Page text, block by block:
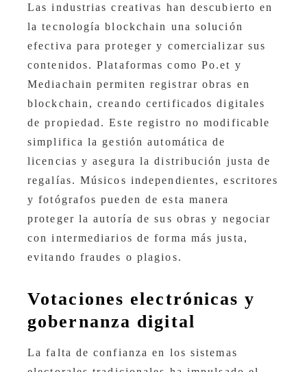
Las industrias creativas han descubierto en
la tecnología blockchain una solución
efectiva para proteger y comercializar sus
contenidos. Plataformas como Po.et y
Mediachain permiten registrar obras en
blockchain, creando certificados digitales
de propiedad. Este registro no modificable
simplifica la gestión automática de
licencias y asegura la distribución justa de
regalías. Músicos independientes, escritores
y fotógrafos pueden de esta manera
proteger la autoría de sus obras y negociar
con intermediarios de forma más justa,
evitando fraudes o plagios.
Votaciones electrónicas y
gobernanza digital
La falta de confianza en los sistemas